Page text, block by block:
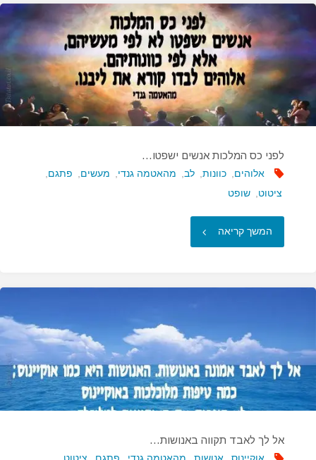
מתעלמים
ממך…"
לפני כס המלכות אנשים ישפטו…
אלוהים, כוונות, לב, מהאטמה גנדי, מעשים, פתגם,
ציטוט, שופט
המשך קריאה "לפני
המלכות
ישפטו…"
אל לך לאבד תקווה באנושות…